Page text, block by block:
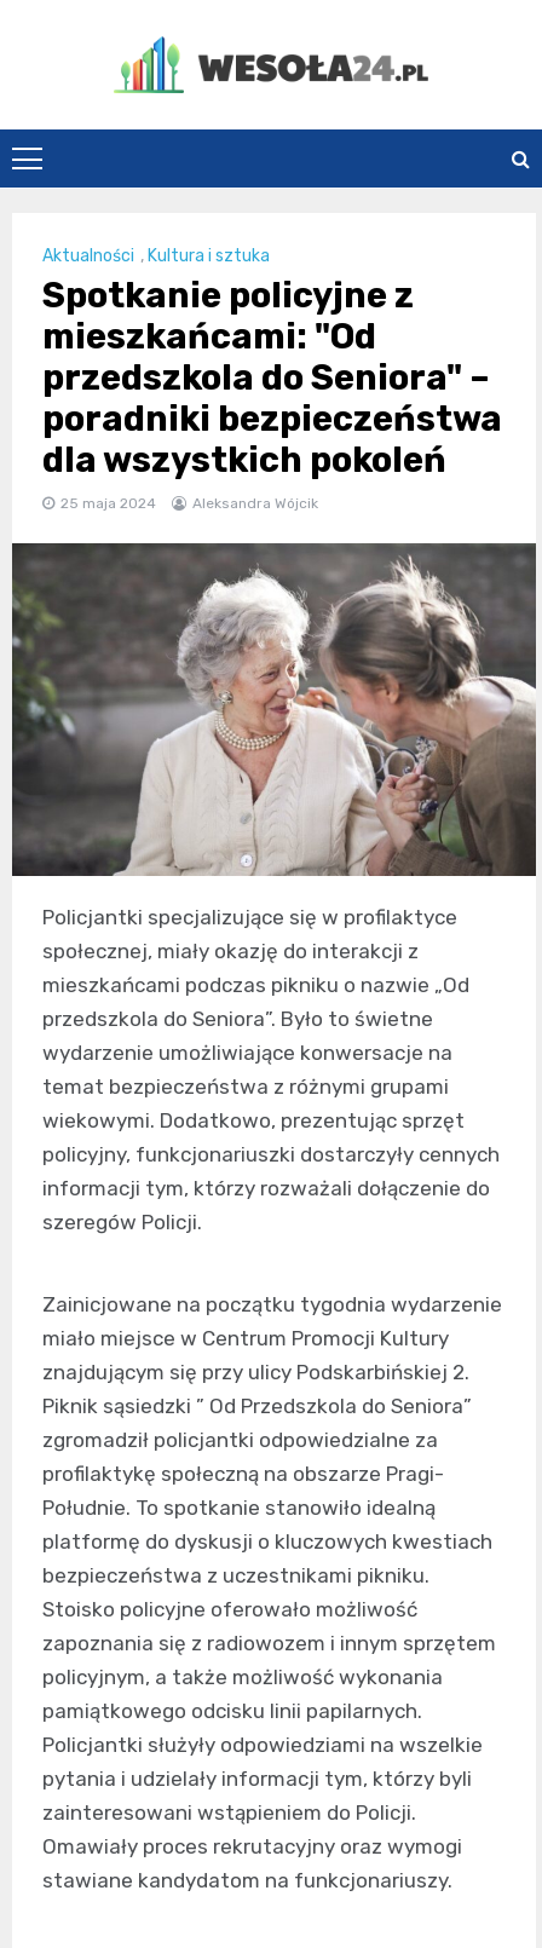
Wesoła24.pl
Aktualności , Kultura i sztuka
Spotkanie policyjne z
mieszkańcami: "Od
przedszkola do Seniora" –
poradniki bezpieczeństwa
dla wszystkich pokoleń
25 maja 2024 Aleksandra Wójcik
Policjantki specjalizujące się w profilaktyce
społecznej, miały okazję do interakcji z
mieszkańcami podczas pikniku o nazwie „Od
przedszkola do Seniora”. Było to świetne
wydarzenie umożliwiające konwersacje na
temat bezpieczeństwa z różnymi grupami
wiekowymi. Dodatkowo, prezentując sprzęt
policyjny, funkcjonariuszki dostarczyły cennych
informacji tym, którzy rozważali dołączenie do
szeregów Policji.
Zainicjowane na początku tygodnia wydarzenie
miało miejsce w Centrum Promocji Kultury
znajdującym się przy ulicy Podskarbińskiej 2.
Piknik sąsiedzki ” Od Przedszkola do Seniora”
zgromadził policjantki odpowiedzialne za
profilaktykę społeczną na obszarze Pragi-
Południe. To spotkanie stanowiło idealną
platformę do dyskusji o kluczowych kwestiach
bezpieczeństwa z uczestnikami pikniku.
Stoisko policyjne oferowało możliwość
zapoznania się z radiowozem i innym sprzętem
policyjnym, a także możliwość wykonania
pamiątkowego odcisku linii papilarnych.
Policjantki służyły odpowiedziami na wszelkie
pytania i udzielały informacji tym, którzy byli
zainteresowani wstąpieniem do Policji.
Omawiały proces rekrutacyjny oraz wymogi
stawiane kandydatom na funkcjonariuszy.